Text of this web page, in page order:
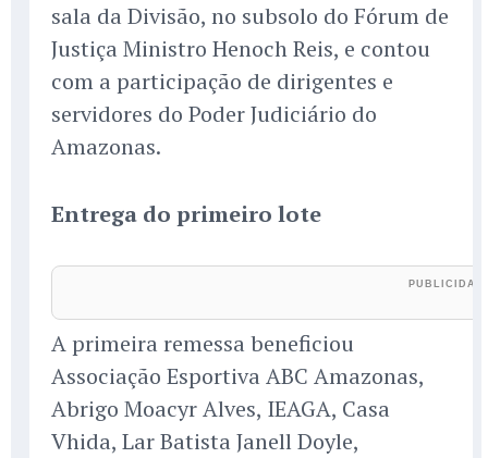
sala da Divisão, no subsolo do Fórum de
Justiça Ministro Henoch Reis, e contou
com a participação de dirigentes e
servidores do Poder Judiciário do
Amazonas.
Entrega do primeiro lote
A primeira remessa beneficiou
Associação Esportiva ABC Amazonas,
Abrigo Moacyr Alves, IEAGA, Casa
Vhida, Lar Batista Janell Doyle,